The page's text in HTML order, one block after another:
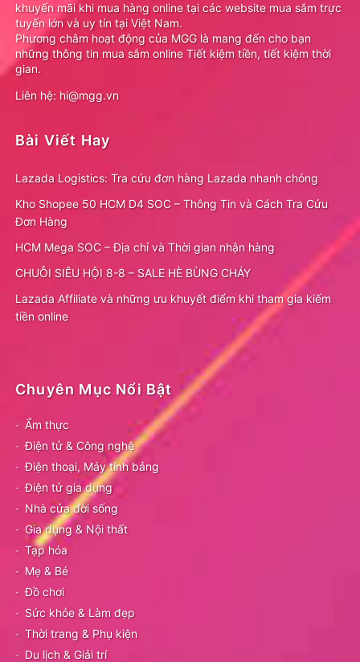
khuyến mãi khi mua hàng online tại các website mua sắm trực
tuyến lớn và uy tín tại Việt Nam.
Phương châm hoạt động của MGG là mang đến cho bạn
những thông tin mua sắm online Tiết kiệm tiền, tiết kiệm thời
gian.
Liên hệ: hi@mgg.vn
Bài Viết Hay
Lazada Logistics: Tra cứu đơn hàng Lazada nhanh chóng
Kho Shopee 50 HCM D4 SOC – Thông Tin và Cách Tra Cứu
Đơn Hàng
HCM Mega SOC – Địa chỉ và Thời gian nhận hàng
CHUỖI SIÊU HỘI 8-8 – SALE HÈ BÙNG CHÁY
Lazada Affiliate và những ưu khuyết điểm khi tham gia kiếm
tiền online
Chuyên Mục Nổi Bật
Ẩm thực
Điện tử & Công nghệ
Điện thoại, Máy tính bảng
Điện tử gia dụng
Nhà cửa đời sống
Gia dụng & Nội thất
Tạp hóa
Mẹ & Bé
Đồ chơi
Sức khỏe & Làm đẹp
Thời trang & Phụ kiện
Du lịch & Giải trí